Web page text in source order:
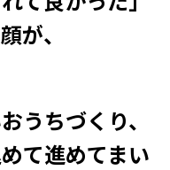
が、
うちづくり、
て進めてまい